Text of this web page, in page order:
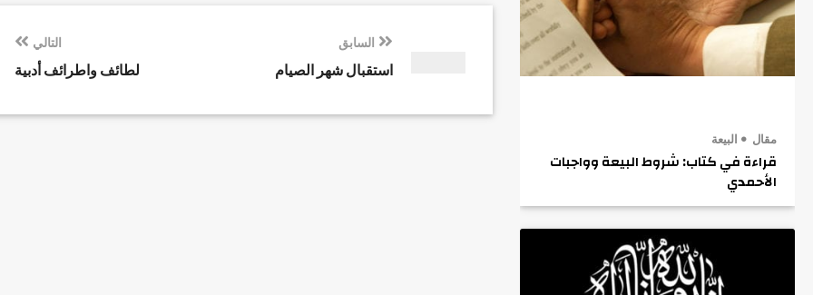
مقال البيعة
قراءة في كتاب: شروط البيعة وواجبات
الأحمدي
السابق
استقبال شهر الصيام
التالي
لطائف واطرائف أدبية